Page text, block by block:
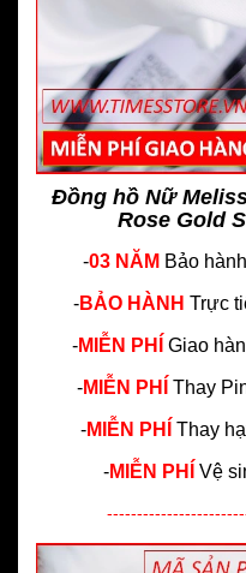
Đồng hồ Nữ
Rose Gold
-03 NĂM Bảo
-BẢO HÀNH Trực
-MIỄN PHÍ Giao
-MIỄN PHÍ Thay
-MIỄN PHÍ Thay
-MIỄN PHÍ Vệ